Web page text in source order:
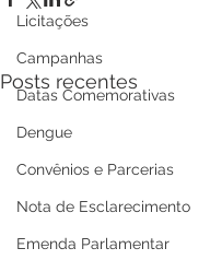
Licitações
Campanhas
Datas Comemorativas
Dengue
Convênios e Parcerias
Nota de Esclarecimento
Emenda Parlamentar
Posts recentes